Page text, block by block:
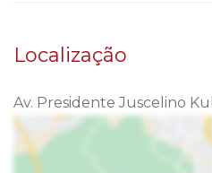
Localização
Av. Presidente Juscelino